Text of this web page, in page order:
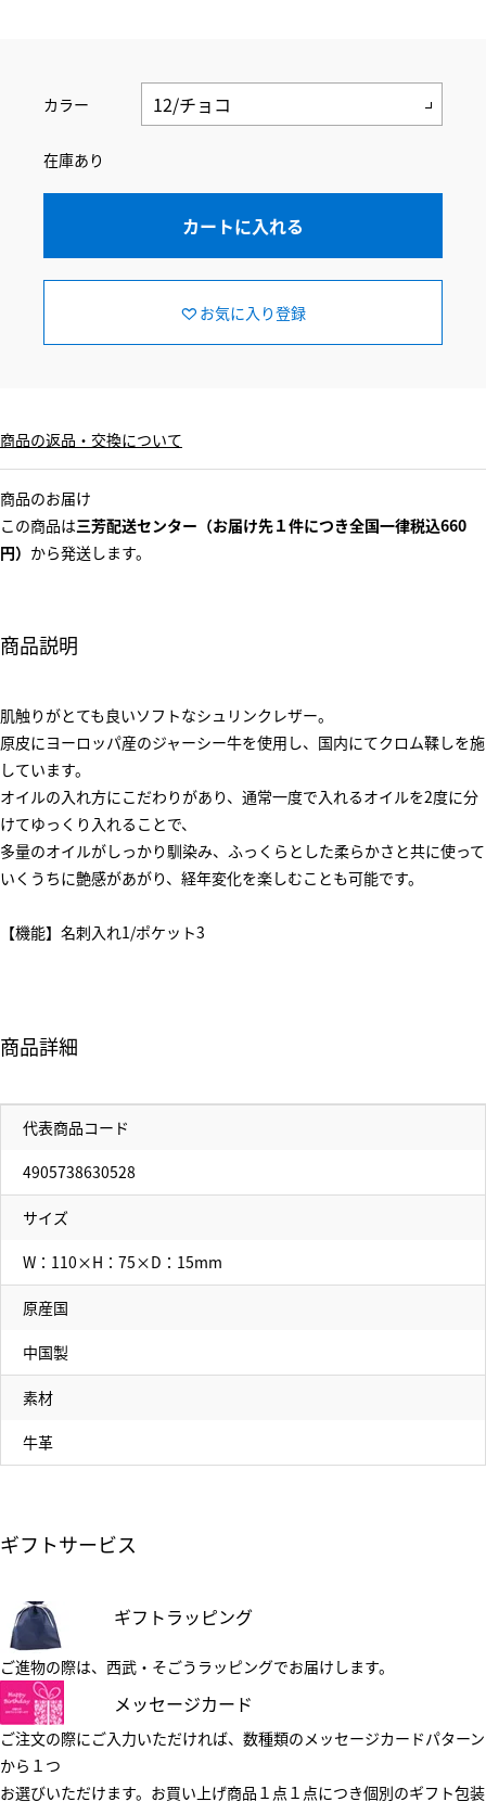
カラー
在庫あり
カートに入れる
お気に入り登録
商品の返品・交換について
商品のお届け
この商品は三芳配送センター（お届け先１件につき全国一律税込660
円） から発送します。
商品説明
肌触りがとても良いソフトなシュリンクレザー。
原皮にヨーロッパ産のジャーシー牛を使用し、国内にてクロム鞣しを施
しています。
オイルの入れ方にこだわりがあり、通常一度で入れるオイルを2度に分
けてゆっくり入れることで、
多量のオイルがしっかり馴染み、ふっくらとした柔らかさと共に使って
いくうちに艶感があがり、経年変化を楽しむことも可能です。
【機能】名刺入れ1/ポケット3
商品詳細
代表商品コード
4905738630528
サイズ
W：110×H：75×D：15mm
原産国
中国製
素材
牛革
ギフトサービス
ギフトラッピング
ご進物の際は、西武・そごうラッピングでお届けします。
メッセージカード
ご注文の際にご入力いただければ、数種類のメッセージカードパターン
から１つ
お選びいただけます。お買い上げ商品１点１点につき個別のギフト包装